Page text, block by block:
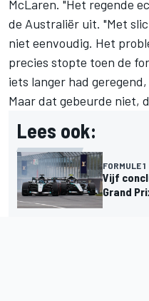
McLaren. "Het regende
de Australiër uit. "Met
niet eenvoudig. Het
precies stopte toen de
iets langer had
Maar dat gebeurde niet,
Lees ook:
FORMULE 1
Vijf
Grand